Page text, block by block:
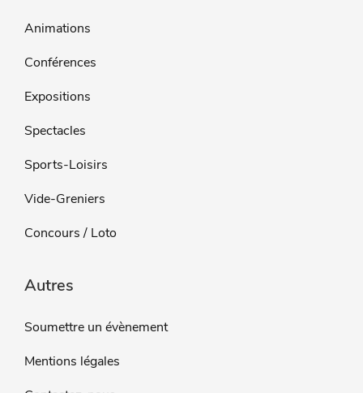
Animations
Conférences
Expositions
Spectacles
Sports-Loisirs
Vide-Greniers
Concours / Loto
Autres
Soumettre un évènement
Mentions légales